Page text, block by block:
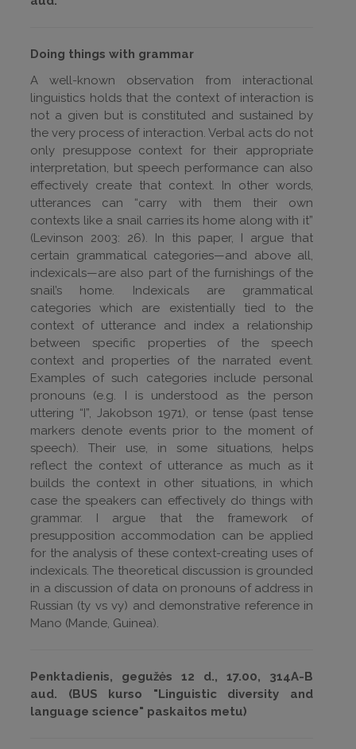
Doing things with grammar
A well-known observation from interactional
linguistics holds that the context of interaction is
not a given but is constituted and sustained by
the very process of interaction. Verbal acts do not
only presuppose context for their appropriate
interpretation, but speech performance can also
effectively create that context. In other words,
utterances can “carry with them their own
contexts like a snail carries its home along with it”
(Levinson 2003: 26). In this paper, I argue that
certain grammatical categories—and above all,
indexicals—are also part of the furnishings of the
snail’s home. Indexicals are grammatical
categories which are existentially tied to the
context of utterance and index a relationship
between specific properties of the speech
context and properties of the narrated event.
Examples of such categories include personal
pronouns (e.g. I is understood as the person
uttering “I”, Jakobson 1971), or tense (past tense
markers denote events prior to the moment of
speech). Their use, in some situations, helps
reflect the context of utterance as much as it
builds the context in other situations, in which
case the speakers can effectively do things with
grammar. I argue that the framework of
presupposition accommodation can be applied
for the analysis of these context-creating uses of
indexicals. The theoretical discussion is grounded
in a discussion of data on pronouns of address in
Russian (ty vs vy) and demonstrative reference in
Mano (Mande, Guinea).
Penktadienis, gegužės 12 d., 17.00, 314A-B
aud. (BUS kurso "Linguistic diversity and
language science" paskaitos metu)